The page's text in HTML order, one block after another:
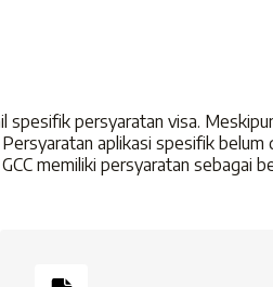
persyaratan visa.
aplikasi spesifik
memiliki persyaratan sebagai